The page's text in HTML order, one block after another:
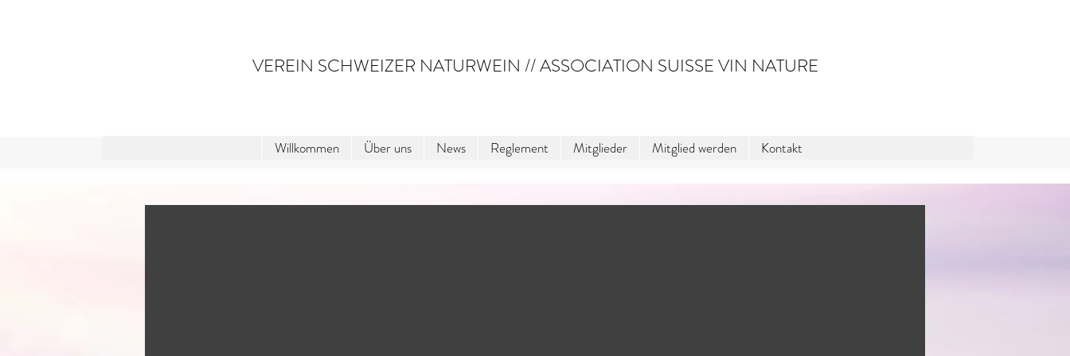
VEREIN SCHWEIZER NATURWEIN // ASSOCIATION SUISSE VIN NATURE
Willkommen Über uns News Reglement Mitglieder Mitglied werden Kontakt